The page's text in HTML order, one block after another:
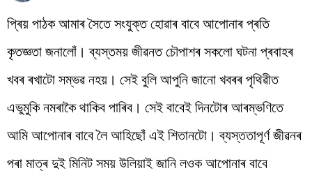
প্ৰিয় পাঠক আমাৰ সৈতে সংযুক্ত হোৱাৰ বাবে আপোনাৰ প্ৰতি
কৃতজ্ঞতা জনালোঁ। ব্যস্তময় জীৱনত চৌপাশৰ সকলো ঘটনা প্ৰবাহৰ
খবৰ ৰখাটো সম্ভৱ নহয়। সেই বুলি আপুনি জানো খবৰৰ পৃথিৱীত
এভুমুকি নমৰাকৈ থাকিব পাৰিব। সেই বাবেই দিনটোৰ আৰম্ভণিতে
আমি আপোনাৰ বাবে লৈ আহিছোঁ এই শিতানটো। ব্যস্ততাপূৰ্ণ জীৱনৰ
পৰা মাত্ৰ দুই মিনিট সময় উলিয়াই জানি লওক আপোনাৰ বাবে